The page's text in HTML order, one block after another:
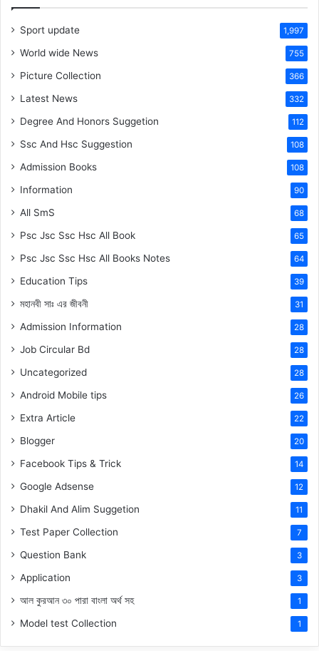
Sport update 1,997
World wide News 755
Picture Collection 366
Latest News 332
Degree And Honors Suggetion 112
Ssc And Hsc Suggestion 108
Admission Books 108
Information 90
All SmS 68
Psc Jsc Ssc Hsc All Book 65
Psc Jsc Ssc Hsc All Books Notes 64
Education Tips 39
মহানবী সাঃ এর জীবনী 31
Admission Information 28
Job Circular Bd 28
Uncategorized 28
Android Mobile tips 26
Extra Article 22
Blogger 20
Facebook Tips & Trick 14
Google Adsense 12
Dhakil And Alim Suggetion 11
Test Paper Collection 7
Question Bank 3
Application 3
আল কুরআন ৩০ পারা বাংলা অর্থ সহ 1
Model test Collection 1